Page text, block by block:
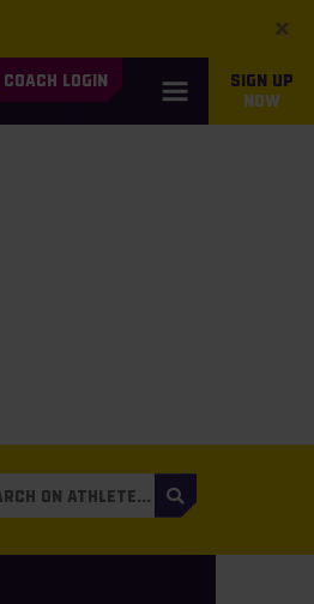
×
COACH LOGIN
SIGN UP
NOW